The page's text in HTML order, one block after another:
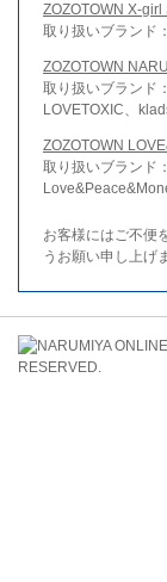
ZOZOTOWN X-girl
取り扱いブランド
ZOZOTOWN
取り扱いブランド
LOVETOXIC、
ZOZOTOWN
取り扱いブランド
お客様にはご不便
うお願い申し上げ